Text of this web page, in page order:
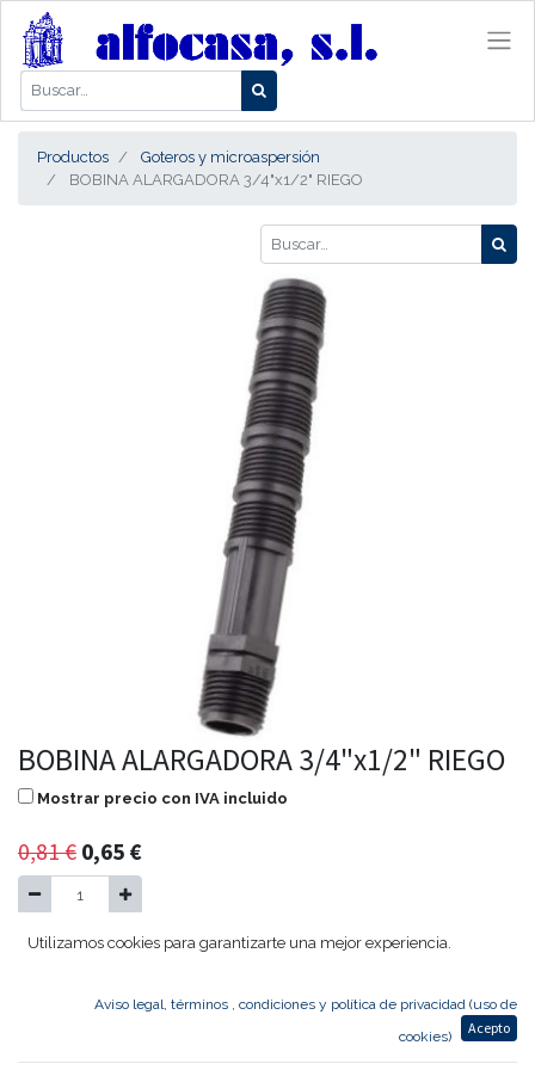
Productos
Goteros y microaspersión
BOBINA ALARGADORA 3/4"x1/2" RIEGO
BOBINA ALARGADORA 3/4"x1/2" RIEGO
Mostrar precio con IVA incluido
0,81€ 0,65 €
Agregar al carrito
Utilizamos cookies para garantizarte una mejor experiencia.
Aviso legal, términos , condiciones y política de privacidad (uso de
cookies)
Acepto